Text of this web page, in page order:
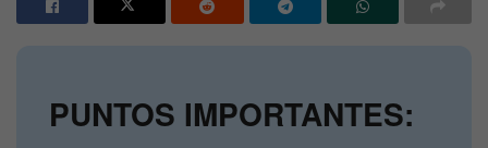
PUNTOS IMPORTANTES: